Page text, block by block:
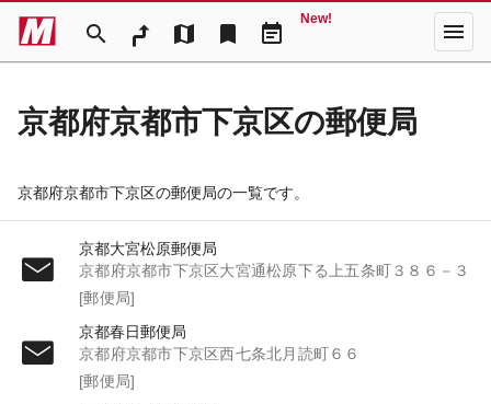
search map bookmark event_note
New! menu
京都府京都市下京区の郵便局
京都府京都市下京区の郵便局の一覧です。
京都大宮松原郵便局
京都府京都市下京区大宮通松原下る上五条町３８６－３
[郵便局]
京都春日郵便局
京都府京都市下京区西七条北月読町６６
[郵便局]